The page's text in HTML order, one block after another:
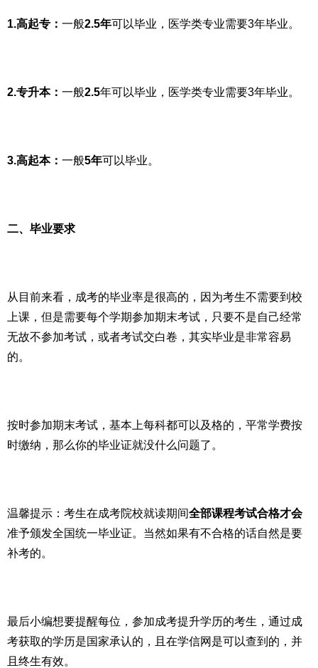
1.高起专： 一般2.5年可以毕业，医学类专业需要3年毕业。
2.专升本： 一般2.5年可以毕业，医学类专业需要3年毕业。
3.高起本： 一般5年可以毕业。
二、毕业要求
从目前来看，成考的毕业率是很高的，因为考生不需要到校
上课，但是需要每个学期参加期末考试，只要不是自己经常
无故不参加考试，或者考试交白卷，其实毕业是非常容易
的。
按时参加期末考试，基本上每科都可以及格的，平常学费按
时缴纳，那么你的毕业证就没什么问题了。
温馨提示：考生在成考院校就读期间全部课程考试合格才会
准予颁发全国统一毕业证。当然如果有不合格的话自然是要
补考的。
最后小编想要提醒每位，参加成考提升学历的考生，通过成
考获取的学历是国家承认的，且在学信网是可以查到的，并
且终生有效。